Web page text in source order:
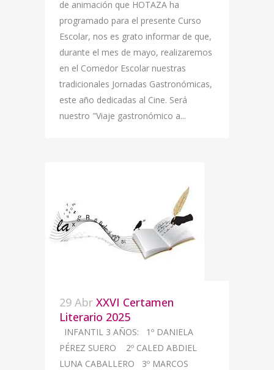
de animación que HOTAZA ha
programado para el presente Curso
Escolar, nos es grato informar de que,
durante el mes de mayo, realizaremos
en el Comedor Escolar nuestras
tradicionales Jornadas Gastronómicas,
este año dedicadas al Cine. Será
nuestro "Viaje gastronómico a...
29 Abr XXVI Certamen
Literario 2025
INFANTIL 3 AÑOS: 1º DANIELA
PÉREZ SUERO 2º CALED ABDIEL
LUNA CABALLERO 3º MARCOS